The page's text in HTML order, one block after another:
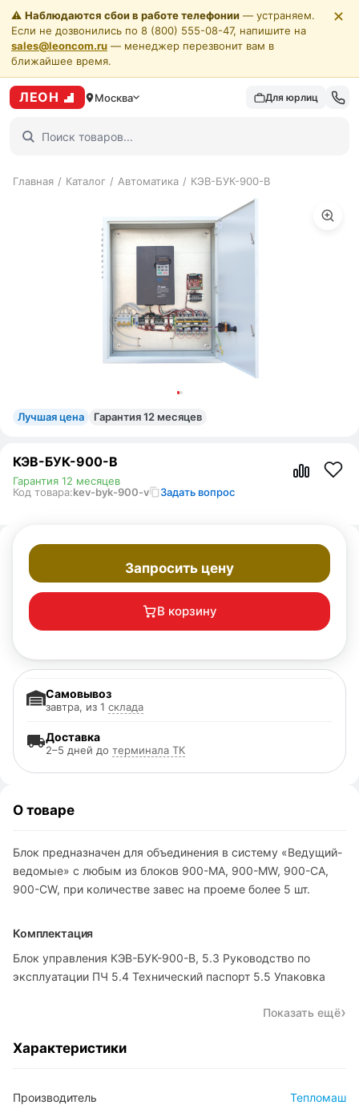
⚠️ Наблюдаются сбои в работе телефонии — устраняем.
Если не дозвонились по 8 (800) 555-08-47, напишите на
sales@leoncom.ru — менеджер перезвонит вам в
ближайшее время.
✕
ЛЕОН Москва Для юрлиц
Главная / Каталог / Автоматика / КЭВ-БУК-900-В
Лучшая цена Гарантия 12 месяцев
КЭВ-БУК-900-В
Код товара:kev-byk-900-v Задать вопрос
Гарантия 12 месяцев
Запросить цену
В корзину
Доставка
2–5 дней до терминала ТК
Самовывоз
завтра, из 1 склада
О товаре
Блок предназначен для объединения в систему «Ведущий-
ведомые» с любым из блоков 900-МА, 900-MW, 900-CA,
900-CW, при количестве завес на проеме более 5 шт.
Комплектация
Блок управления КЭВ-БУК-900-В, 5.3 Руководство по
эксплуатации ПЧ 5.4 Технический паспорт 5.5 Упаковка
Показать ещё
Характеристики
Производитель Тепломаш